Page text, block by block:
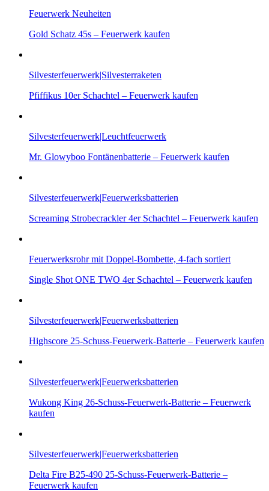
Feuerwerk Neuheiten
Gold Schatz 45s – Feuerwerk kaufen
Silvesterfeuerwerk|Silvesterraketen
Pfiffikus 10er Schachtel – Feuerwerk kaufen
Silvesterfeuerwerk|Leuchtfeuerwerk
Mr. Glowyboo Fontänenbatterie – Feuerwerk kaufen
Silvesterfeuerwerk|Feuerwerksbatterien
Screaming Strobecrackler 4er Schachtel – Feuerwerk kaufen
Feuerwerksrohr mit Doppel-Bombette, 4-fach sortiert
Single Shot ONE TWO 4er Schachtel – Feuerwerk kaufen
Silvesterfeuerwerk|Feuerwerksbatterien
Highscore 25-Schuss-Feuerwerk-Batterie – Feuerwerk kaufen
Silvesterfeuerwerk|Feuerwerksbatterien
Wukong King 26-Schuss-Feuerwerk-Batterie – Feuerwerk
kaufen
Silvesterfeuerwerk|Feuerwerksbatterien
Delta Fire B25-490 25-Schuss-Feuerwerk-Batterie –
Feuerwerk kaufen